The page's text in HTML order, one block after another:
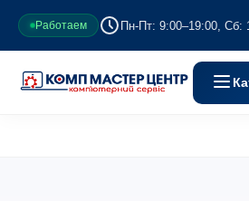
Работаем Пн-Пт: 9:00–19:00, Сб: